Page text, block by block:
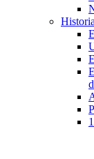
Historia